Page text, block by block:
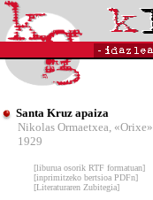
Santa Kruz apaiza
Nikolas Ormaetxea, «Orixe»
1929
[liburua osorik RTF formatuan]
[inprimitzeko bertsioa PDFn]
[Literaturaren Zubitegia]